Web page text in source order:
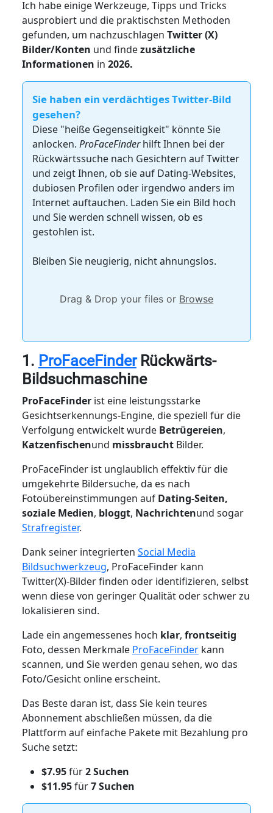
Ich habe einige Werkzeuge, Tipps und Tricks
ausprobiert und die praktischsten Methoden
gefunden, um nachzuschlagen Twitter (X)
Bilder/Konten und findezusätzliche
Informationen in 2026.
Sie haben ein verdächtiges Twitter-Bild
gesehen?
Diese "heiße Gegenseitigkeit" könnte Sie
anlocken. ProFaceFinderhilft Ihnen bei der
Rückwärtssuche nach Gesichtern auf Twitter
und zeigt Ihnen, ob sie auf Dating-Websites,
dubiosen Profilen oder irgendwo anders im
Internet auftauchen. Laden Sie ein Bild hoch
und Sie werden schnell wissen, ob es
gestohlen ist.
Bleiben Sie neugierig, nicht ahnungslos.
Drag & Drop your files or Browse
1. ProFaceFinderRückwärts-
Bildsuchmaschine
ProFaceFinder ist eine leistungsstarke
Gesichtserkennungs-Engine, die speziell für die
Verfolgung entwickelt wurde Betrügereien,
Katzenfischenund missbraucht Bilder.
ProFaceFinder ist unglaublich effektiv für die
umgekehrte Bildersuche, da es nach
Fotoübereinstimmungen auf Dating-Seiten,
soziale Medien, bloggt, Nachrichtenund sogar
Strafregister.
Dank seiner integrierten Social Media
Bildsuchwerkzeug, ProFaceFinder kann
Twitter(X)-Bilder finden oder identifizieren, selbst
wenn diese von geringer Qualität oder schwer zu
lokalisieren sind.
Lade ein angemessenes hoch klar, frontseitig
Foto, dessen Merkmale ProFaceFinderkann
scannen, und Sie werden genau sehen, wo das
Foto/Gesicht online erscheint.
Das Beste daran ist, dass Sie kein teures
Abonnement abschließen müssen, da die
Plattform auf einfache Pakete mit Bezahlung pro
Suche setzt:
$7.95für2 Suchen
$11.95für7 Suchen